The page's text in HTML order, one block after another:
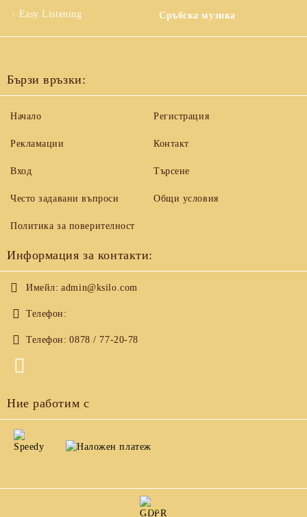
Easy Listening Сръбска музика
Бързи връзки:
Начало
Рекламации
Вход
Често задавани въпроси
Регистрация
Контакт
Търсене
Общи условия
Политика за поверителност
Информация за контакти:
Имейл: admin@ksilo.com
Телефон:
Телефон: 0878 / 77-20-78
Ние работим с
GDPR